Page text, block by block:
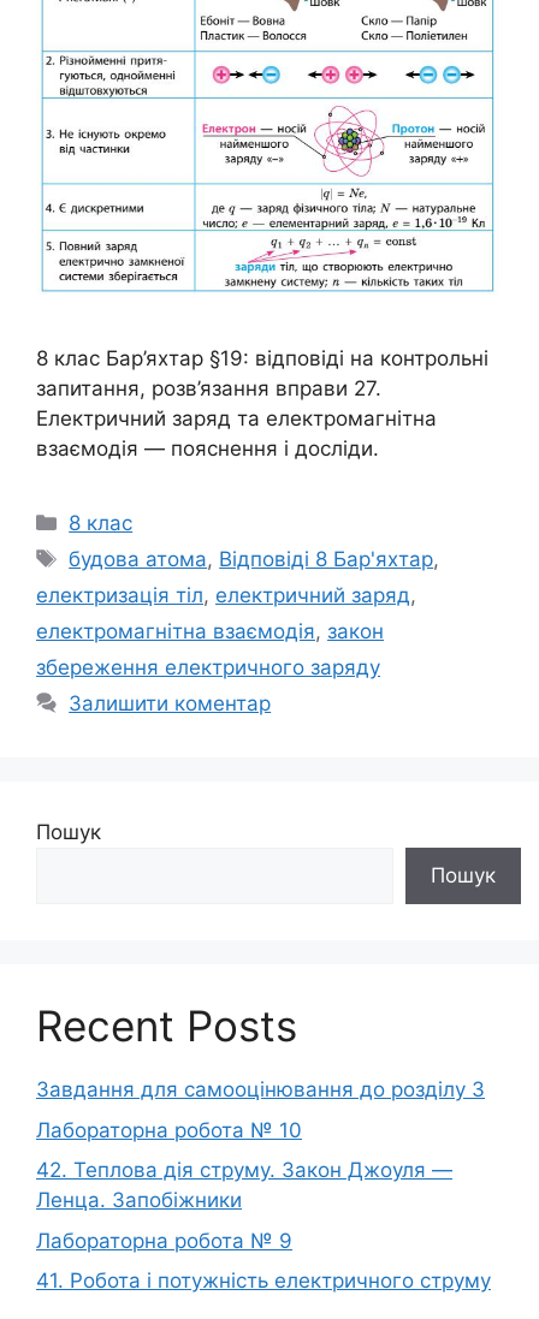
8 клас Бар’яхтар §19: відповіді на контрольні
запитання, розв’язання вправи 27.
Електричний заряд та електромагнітна
взаємодія — пояснення і досліди.
Категорії
8 клас
Позначки
будова атома, Відповіді 8 Бар'яхтар,
електризація тіл, електричний заряд,
електромагнітна взаємодія, закон
збереження електричного заряду
Залишити коментар
Пошук
Пошук
Recent Posts
Завдання для самооцінювання до розділу 3
Лабораторна робота № 10
42. Теплова дія струму. Закон Джоуля —
Ленца. Запобіжники
Лабораторна робота № 9
41. Робота і потужність електричного струму